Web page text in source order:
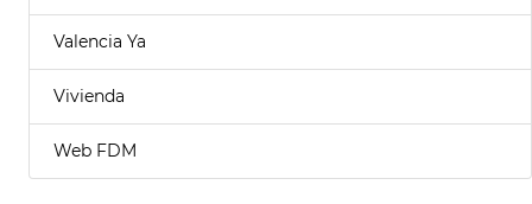
Valencia Ya
Vivienda
Web FDM